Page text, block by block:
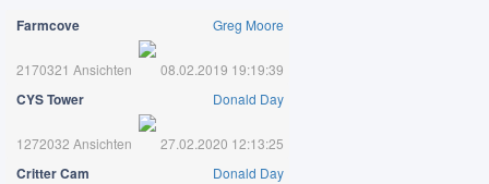
Farmcove Greg Moore
2170321 Ansichten 08.02.2019 19:19:39
CYS Tower Donald Day
1272032 Ansichten 27.02.2020 12:13:25
Critter Cam Donald Day